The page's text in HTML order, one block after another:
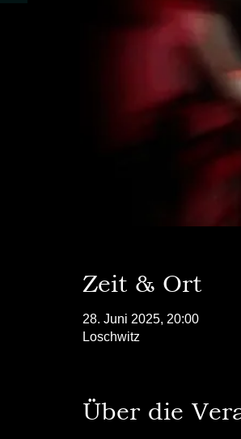
Zeit & Ort
28. Juni 2025, 20:00
Loschwitz
Über die